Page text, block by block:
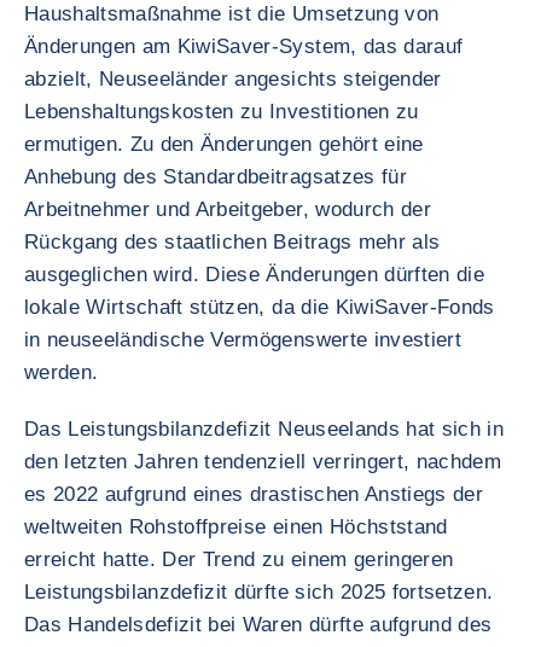
Haushaltsmaßnahme ist die Umsetzung von
Änderungen am KiwiSaver-System, das darauf
abzielt, Neuseeländer angesichts steigender
Lebenshaltungskosten zu Investitionen zu
ermutigen. Zu den Änderungen gehört eine
Anhebung des Standardbeitragsatzes für
Arbeitnehmer und Arbeitgeber, wodurch der
Rückgang des staatlichen Beitrags mehr als
ausgeglichen wird. Diese Änderungen dürften die
lokale Wirtschaft stützen, da die KiwiSaver-Fonds
in neuseeländische Vermögenswerte investiert
werden.
Das Leistungsbilanzdefizit Neuseelands hat sich in
den letzten Jahren tendenziell verringert, nachdem
es 2022 aufgrund eines drastischen Anstiegs der
weltweiten Rohstoffpreise einen Höchststand
erreicht hatte. Der Trend zu einem geringeren
Leistungsbilanzdefizit dürfte sich 2025 fortsetzen.
Das Handelsdefizit bei Waren dürfte aufgrund des